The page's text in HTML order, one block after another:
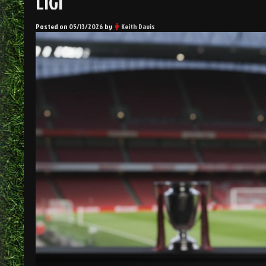
Posted on 05/13/2026 by Keith Davis